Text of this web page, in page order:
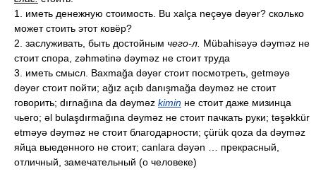
1. иметь денежную стоимость. Bu xalça neçəyə dəyər? сколько
может стоить этот ковёр?
2. заслуживать, быть достойным чего-л. Mübahisəyə dəyməz не
стоит спора, zəhmətinə dəyməz не стоит труда
3. иметь смысл. Baxmağa dəyər стоит посмотреть, getməyə
dəyər стоит пойти; ağız açıb danışmağa dəyməz не стоит
говорить; dırnağına da dəyməz kimin не стоит даже мизинца
чьего; əl bulaşdırmağına dəyməz не стоит пачкать руки; təşəkkür
etməyə dəyməz не стоит благодарности; çürük qoza da dəyməz
яйца выеденного не стоит; canlara dəyən … прекрасный,
отличный, замечательный (о человеке)